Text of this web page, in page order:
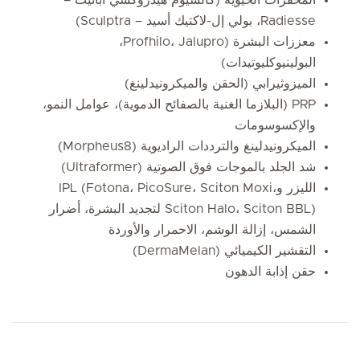
Radiesse، بولي إل-لاكتيك أسيد – Sculptra)
معززات البشرة (Profhilo، Jalupro،
البولينيوكليوتيدات)
الميزوثيرابي (الحقن والميكرونيدلينغ)
PRP (البلازما الغنية بالصفائح الدموية)، عوامل النمو،
والإكسوسومات
الميكرونيدلينغ والترددات الراديوية (Morpheus8)
شد الجلد بالموجات فوق الصوتية (Ultraformer)
الليزر وIPL (Fotona، PicoSure، Sciton Moxi،
Sciton Halo، Sciton BBL) لتجديد البشرة، أضرار
الشمس، إزالة الوشم، الاحمرار والأوردة
التقشير الكيميائي (DermaMelan)
حقن إذابة الدهون